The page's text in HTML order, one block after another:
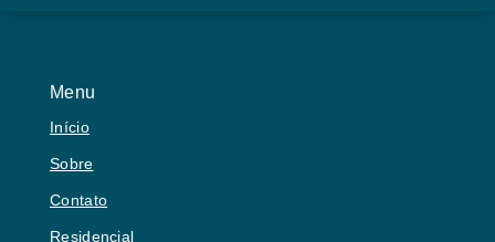
Menu
Início
Sobre
Contato
Residencial